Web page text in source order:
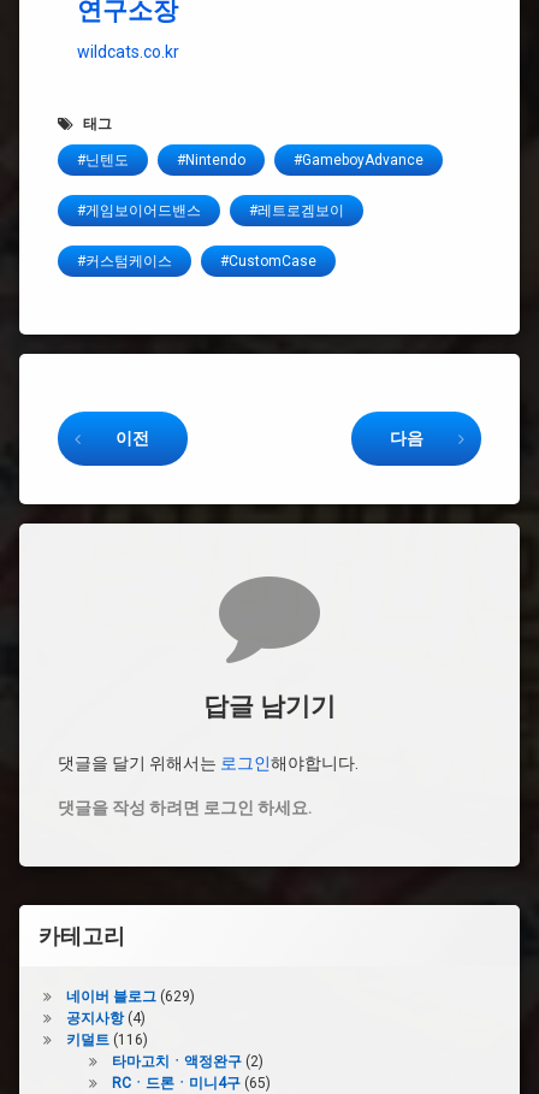
연구소장
wildcats.co.kr
태그
#닌텐도 #Nintendo #GameboyAdvance
#게임보이어드밴스 #레트로겜보이
#커스텀케이스 #CustomCase
이전 다음
답글 남기기
댓글을 달기 위해서는 로그인해야합니다.
댓글을 작성 하려면 로그인 하세요.
카테고리
네이버 블로그(629)
공지사항(4)
키덜트(116)
타마고치ㆍ액정완구(2)
RCㆍ드론ㆍ미니4구(65)